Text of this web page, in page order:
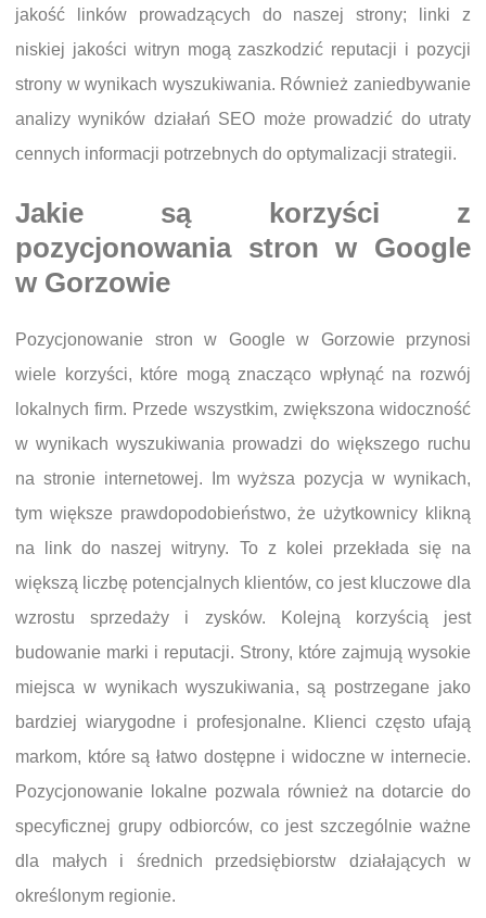
jakość linków prowadzących do naszej strony; linki z
niskiej jakości witryn mogą zaszkodzić reputacji i pozycji
strony w wynikach wyszukiwania. Również zaniedbywanie
analizy wyników działań SEO może prowadzić do utraty
cennych informacji potrzebnych do optymalizacji strategii.
Jakie są korzyści z
pozycjonowania stron w Google
w Gorzowie
Pozycjonowanie stron w Google w Gorzowie przynosi
wiele korzyści, które mogą znacząco wpłynąć na rozwój
lokalnych firm. Przede wszystkim, zwiększona widoczność
w wynikach wyszukiwania prowadzi do większego ruchu
na stronie internetowej. Im wyższa pozycja w wynikach,
tym większe prawdopodobieństwo, że użytkownicy klikną
na link do naszej witryny. To z kolei przekłada się na
większą liczbę potencjalnych klientów, co jest kluczowe dla
wzrostu sprzedaży i zysków. Kolejną korzyścią jest
budowanie marki i reputacji. Strony, które zajmują wysokie
miejsca w wynikach wyszukiwania, są postrzegane jako
bardziej wiarygodne i profesjonalne. Klienci często ufają
markom, które są łatwo dostępne i widoczne w internecie.
Pozycjonowanie lokalne pozwala również na dotarcie do
specyficznej grupy odbiorców, co jest szczególnie ważne
dla małych i średnich przedsiębiorstw działających w
określonym regionie.